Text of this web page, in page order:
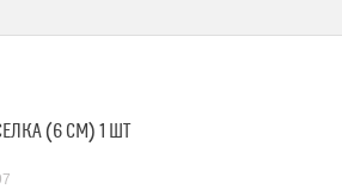
(6 СМ) 1 ШТ